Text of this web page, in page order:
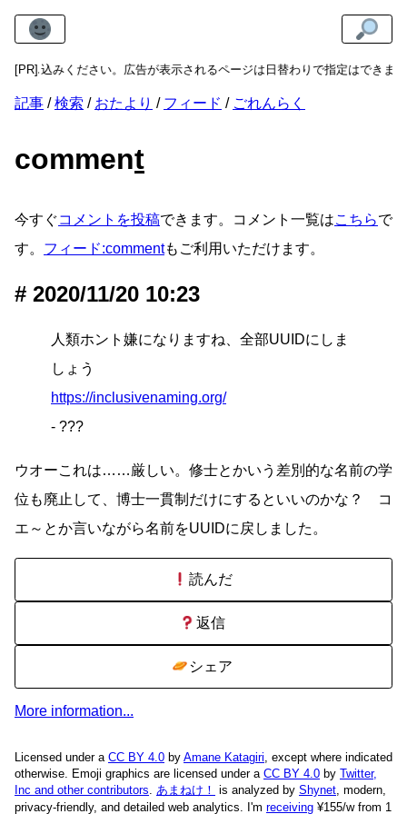
[PR]
申し込みください。広告が表示されるページは日替わりで指定はできま
記事 検索 おたより フィード ごれんらく
comment
今すぐコメントを投稿できます。コメント一覧はこちらで
す。 フィード:commentもご利用いただけます。
2020/11/20 10:23
人類ホント嫌になりますね、全部UUIDにしま
しょう
https://inclusivenaming.org/
- ???
ウオーこれは……厳しい。修士とかいう差別的な名前の学
位も廃止して、博士一貫制だけにするといいのかな？ コ
エ～とか言いながら名前をUUIDに戻しました。
読んだ
返信
シェア
More information...
Licensed under a CC BY 4.0 by Amane Katagiri, except where indicated
otherwise. Emoji graphics are licensed under a CC BY 4.0 by Twitter,
Inc and other contributors. あまねけ！ is analyzed by Shynet, modern,
privacy-friendly, and detailed web analytics. I'm receiving ¥155/w from 1